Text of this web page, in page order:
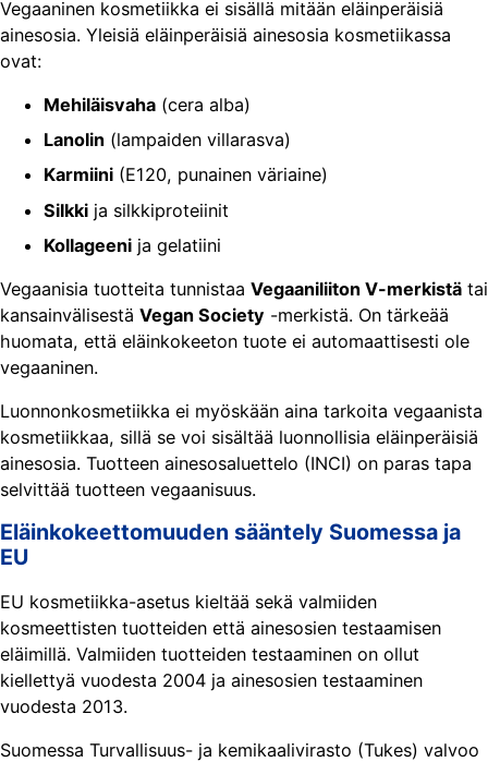
Vegaaninen kosmetiikka ei sisällä mitään eläinperäisiä
ainesosia. Yleisiä eläinperäisiä ainesosia kosmetiikassa
ovat:
Mehiläisvaha (cera alba)
Lanolin (lampaiden villarasva)
Karmiini (E120, punainen väriaine)
Silkki ja silkkiproteiinit
Kollageeni ja gelatiini
Vegaanisia tuotteita tunnistaa Vegaaniliiton V-merkistä tai
kansainvälisestä Vegan Society -merkistä. On tärkeää
huomata, että eläinkokeeton tuote ei automaattisesti ole
vegaaninen.
Luonnonkosmetiikka ei myöskään aina tarkoita vegaanista
kosmetiikkaa, sillä se voi sisältää luonnollisia eläinperäisiä
ainesosia. Tuotteen ainesosaluettelo (INCI) on paras tapa
selvittää tuotteen vegaanisuus.
Eläinkokeettomuuden sääntely Suomessa ja
EU
EU kosmetiikka-asetus kieltää sekä valmiiden
kosmeettisten tuotteiden että ainesosien testaamisen
eläimillä. Valmiiden tuotteiden testaaminen on ollut
kiellettyä vuodesta 2004 ja ainesosien testaaminen
vuodesta 2013.
Suomessa Turvallisuus- ja kemikaalivirasto (Tukes) valvoo